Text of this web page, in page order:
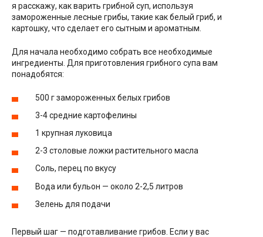
я расскажу, как варить грибной суп, используя
замороженные лесные грибы, такие как белый гриб, и
картошку, что сделает его сытным и ароматным.
Для начала необходимо собрать все необходимые
ингредиенты. Для приготовления грибного супа вам
понадобятся:
500 г замороженных белых грибов
3-4 средние картофелины
1 крупная луковица
2-3 столовые ложки растительного масла
Соль, перец по вкусу
Вода или бульон — около 2-2,5 литров
Зелень для подачи
Первый шаг — подготавливание грибов. Если у вас